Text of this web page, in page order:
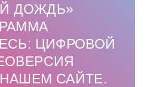
ДОЖДЬ»
ЦИФРОВОЙ
САЙТЕ.